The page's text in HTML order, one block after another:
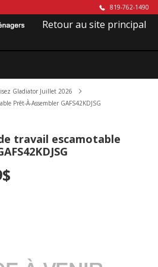
819-762-1490
Retour au site principal
Gladiator Juillet 2026
Prêt-À-Assembler GAFS42KDJSG
travail escamotable